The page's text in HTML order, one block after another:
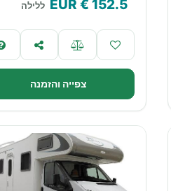
152.5
€ EUR ללילה
צפייה והזמנה